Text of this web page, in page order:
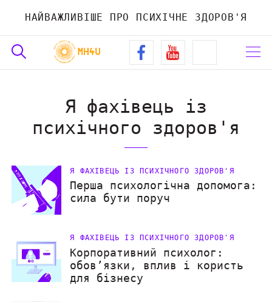
НАЙВАЖЛИВІШЕ ПРО ПСИХІЧНЕ ЗДОРОВ'Я
Я фахівець із
психічного здоров'я
Перша психологічна допомога:
сила бути поруч
Я ФАХІВЕЦЬ ІЗ ПСИХІЧНОГО ЗДОРОВ'Я
Корпоративний психолог:
обов’язки, вплив і користь
для бізнесу
Я ФАХІВЕЦЬ ІЗ ПСИХІЧНОГО ЗДОРОВ'Я